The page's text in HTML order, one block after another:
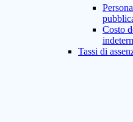
Costo
Tassi di